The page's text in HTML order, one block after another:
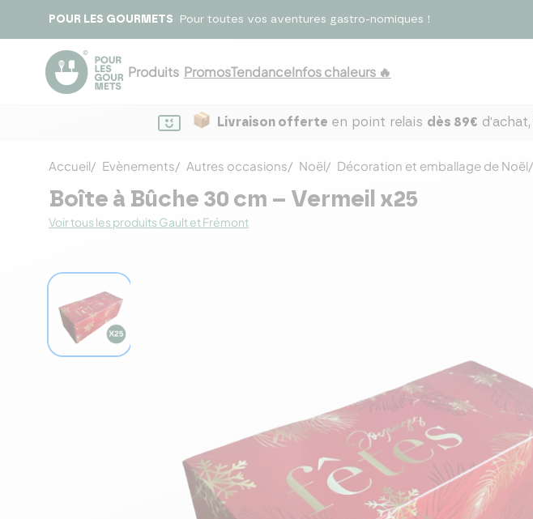
POUR LES GOURMETS Pour toutes vos aventures gastro-nomiques !
Produits PromosTendanceInfos chaleurs 🔥
Livraison offerte en point relais dès 89€ d'achat,
Accueil Evènements Autres occasions Noël Décoration et emballage de Noël
Boîte à Bûche 30 cm – Vermeil x25
Voir tous les produits Gault et Frémont